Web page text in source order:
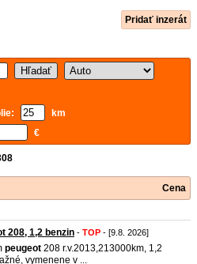
Pridať inzerát
km
€
Cena
208, 1,2 benzin - TOP - [9.8. 2026]
peugeot 208 r.v.2013,213000km, 1,2
vymenene v ...